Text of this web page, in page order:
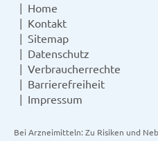
Home
Kontakt
Sitemap
Datenschutz
Verbraucherrechte
Barrierefreiheit
Impressum
Bei Arzneimitteln: Zu Risiken und